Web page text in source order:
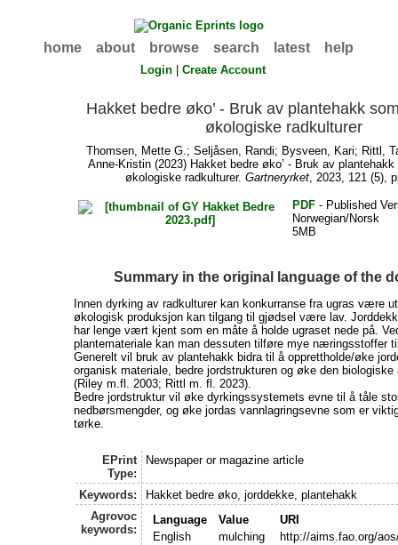
home about browse search latest help
Login |Create Account
Hakket bedre øko’ - Bruk av plantehakk
økologiske radkulturer
Thomsen, Mette G.;Seljåsen, Randi; Bysveen, Kari; Rittl,
Anne-Kristin (2023) Hakket bedre øko’ - Bruk av
økologiske radkulturer.Gartneryrket, 2023, 121 (5),
PDF - Published
Norwegian/Norsk
5MB
Summary in the original language of the
Innen dyrking av radkulturer kan konkurranse fra ugras være
økologisk produksjon kan tilgang til gjødsel være lav.
har lenge vært kjent som en måte å holde ugraset nede på.
plantemateriale kan man dessuten tilføre mye næringsstoffer
Generelt vil bruk av plantehakk bidra til å opprettholde/øke
organisk materiale, bedre jordstrukturen og øke den
(Riley m.fl. 2003; Rittl m. fl. 2023).
Bedre jordstruktur vil øke dyrkingssystemets evne til å tåle
nedbørsmengder, og øke jordas vannlagringsevne som er
tørke.
EPrint
Type:
Newspaper or magazine article
Keywords:
Hakket bedre øko, jorddekke, plantehakk
Agrovoc
keywords:
Language Value
URI
English
mulching
http://aims.fao.org/